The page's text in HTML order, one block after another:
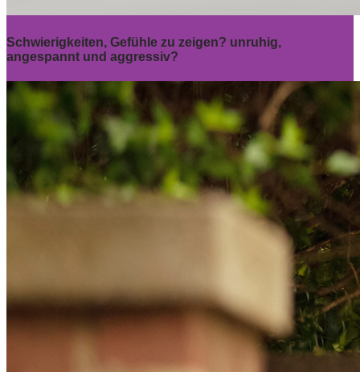
Schwierigkeiten, Gefühle zu zeigen? unruhig,
angespannt und aggressiv?